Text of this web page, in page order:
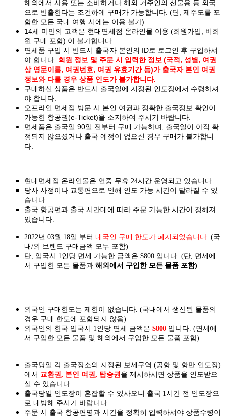
해외에서 사용 또는 소비하거나 해외 거주인의 선물용 등 외국
으로 반출한다는 조건하에 구매가 가능합니다. (단, 제주도를 포
함한 모든 국내 여행 시에는 이용 불가)
14세 미만의 고객은 현대면세점 온라인몰 이용 (회원가입, 비회
원 구매 포함) 이 불가합니다.
면세품 구입 시 반드시 출국자 본인의 ID로 로그인 후 구입하셔
야 합니다. 회원 정보 및 주문 시 입력한 정보 (국적, 성별, 여권
상 영문이름, 여권번호, 여권 유효기간 등)가 출국자 본인 여권
정보와 다를 경우 상품 인도가 불가합니다.
구매하신 상품은 반드시 출국일에 지정된 인도장에서 수령하셔
야 합니다.
오프라인 면세점 방문 시 본인 여권과 정확한 출국정보 확인이
가능한 항공권(e-Ticket)을 소지하여 주시기 바랍니다.
면세품은 출국일 90일 전부터 구매 가능하며, 출국일이 아직 확
정되지 않으셨거나 출국 예정이 없으신 경우 구매가 불가합니
다.
현대면세점 온라인몰은 연중 무휴 24시간 운영되고 있습니다.
당사 사정이나 교통편으로 인해 인도 가능 시간이 달라질 수 있
습니다.
출국 항공편과 출국 시간대에 따라 주문 가능한 시간이 정해져
있습니다.
2022년 03월 18일 부터 내국인 구매 한도가 폐지되었습니다. (국
내/외 브랜드 구매금액 모두 포함)
단, 입국시 1인당 면세 가능한 금액은 $800 입니다. (단, 면세에
서 구입한 모든 물품과 해외에서 구입한 모든 물품 포함)
외국인 구매한도는 제한이 없습니다. (국내에서 생산된 물품의
경우 구매 한도에 포함되지 않음)
외국인의 한국 입국시 1인당 면세 금액은 $800 입니다. (면세에
서 구입한 모든 물품 및 해외에서 구입한 모든 물품 포함)
출국당일 각 출국장소의 지정된 보세구역 (공항 및 항만 인도장)
에서 교환권, 본인 여권, 탑승권 을 제시하시면 상품을 인도 받으
실 수 있습니다.
출국당일 인도장이 혼잡할 수 있사오니 출국 1시간 전 인도장으
로 내방해 주시기 바랍니다.
주문 시 출국 항공편명과 시간을 정확히 입력하셔야 상품수령이